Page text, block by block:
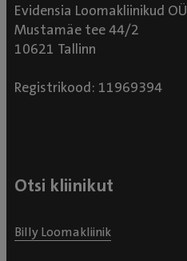
Evidensia Loomakliinikud OÜ
Mustamäe tee 44/2
10621 Tallinn
Registrikood: 11969394
Otsi kliinikut
Billy Loomakliinik